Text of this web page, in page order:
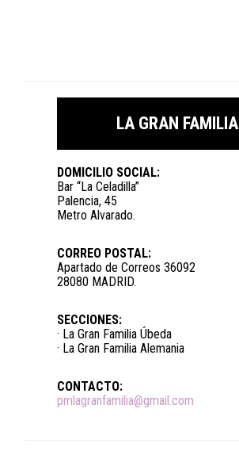
LA GRAN FAMILIA
DOMICILIO SOCIAL:
Bar “La Celadilla”
Palencia, 45
Metro Alvarado.
CORREO POSTAL:
Apartado de Correos 36092
28080 MADRID.
SECCIONES:
· La Gran Familia Úbeda
· La Gran Familia Alemania
CONTACTO:
pmlagranfamilia@gmail.com